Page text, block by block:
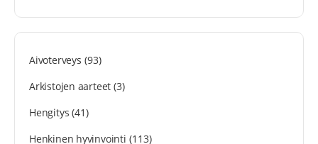
Aivoterveys (93)
Arkistojen aarteet (3)
Hengitys (41)
Henkinen hyvinvointi (113)